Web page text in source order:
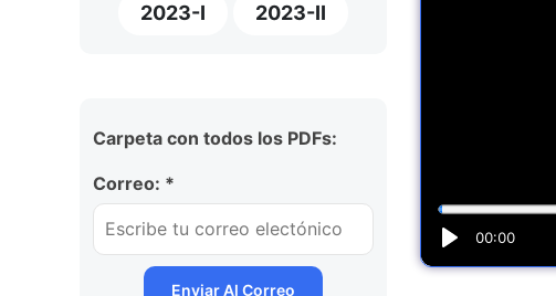
2023-I
2023-II
Carpeta con todos los PDFs:
Correo: *